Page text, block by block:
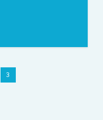
Beitrags-
3